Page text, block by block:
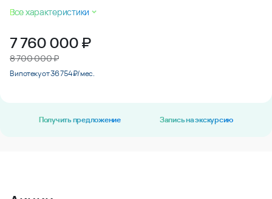
Все характеристики
7 760 000₽
8 700 000 ₽
В ипотеку от 36 754 ₽/мес.
Получить предложение Запись на экскурсию